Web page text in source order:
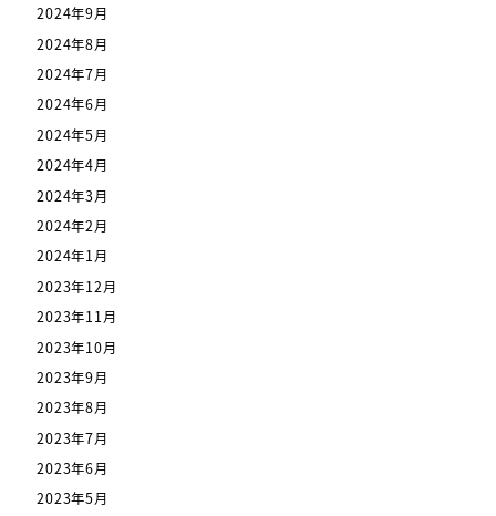
2024年9月
2024年8月
2024年7月
2024年6月
2024年5月
2024年4月
2024年3月
2024年2月
2024年1月
2023年12月
2023年11月
2023年10月
2023年9月
2023年8月
2023年7月
2023年6月
2023年5月